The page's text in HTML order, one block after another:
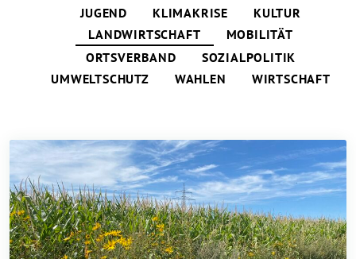
JUGEND
KLIMAKRISE
KULTUR
LANDWIRTSCHAFT
MOBILITÄT
ORTSVERBAND
SOZIALPOLITIK
UMWELTSCHUTZ
WAHLEN WIRTSCHAFT